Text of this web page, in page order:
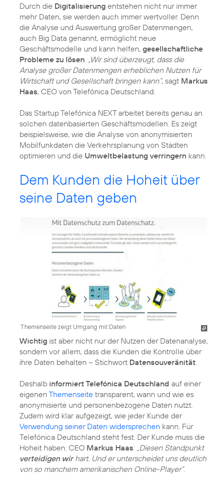
Durch die Digitalisierung entstehen nicht nur immer
mehr Daten, sie werden auch immer wertvoller. Denn
die Analyse und Auswertung großer Datenmengen,
auch Big Data genannt, ermöglicht neue
Geschäftsmodelle und kann helfen, gesellschaftliche
Probleme zu lösen
„Wir sind überzeugt, dass die
Analyse großer Datenmengen erheblichen Nutzen für
Wirtschaft und Gesellschaft bringen kann“, sagt Markus
Haas, CEO von Telefónica Deutschland.
Das Startup Telefónica NEXT arbeitet bereits genau an
solchen datenbasierten Geschäftsmodellen. Es zeigt
beispielsweise, wie die Analyse von anonymisierten
Mobilfunkdaten die Verkehrsplanung von Städten
optimieren und die Umweltbelastung verringern kann.
Dem Kunden die Hoheit über
seine Daten geben
Themenseite zeigt Umgang mit Daten
Wichtig ist aber nicht nur der Nutzen der Datenanalyse,
sondern vor allem, dass die Kunden die Kontrolle über
ihre Daten behalten – Stichwort Datensouveränität.
Deshalb informiert Telefónica Deutschland auf einer
eigenen Themenseite transparent, wann und wie es
anonymisierte und personenbezogene Daten nutzt.
Zudem wird klar aufgezeigt, wie jeder Kunde der
Verwendung seiner Daten widersprechen kann. Für
Telefónica Deutschland steht fest: Der Kunde muss die
Hoheit haben. CEO Markus Haas: „Diesen Standpunkt
verteidigen wirhart. Und er unterscheidet uns deutlich
von so manchem amerikanischen Online-Player“.